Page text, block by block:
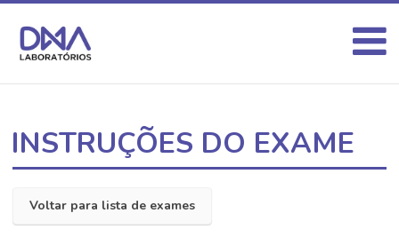
INSTRUÇÕES DO EXAME
Voltar para lista de exames